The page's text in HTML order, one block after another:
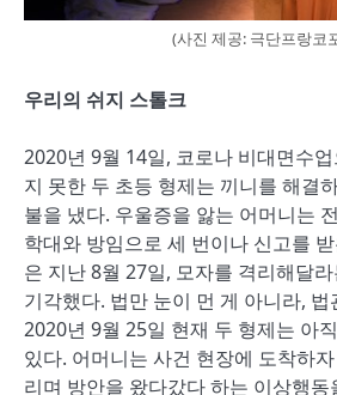
(사진 제공: 극단프랑코
우리의 쉬지 스톨크
2020년 9월 14일, 코로나 비대면수
지 못한 두 초등 형제는 끼니를 해결
불을 냈다. 우울증을 앓는 어머니는
학대와 방임으로 세 번이나 신고를
은 지난 8월 27일, 모자를 격리해달
기각했다. 법만 눈이 먼 게 아니라,
2020년 9월 25일 현재 두 형제는 아
있다. 어머니는 사건 현장에 도착하
리며 방안을 왔다갔다 하는 이상행동